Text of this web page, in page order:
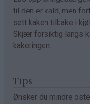
til den er kald, men
sett kaken tilbake i
Skjær forsiktig langs
kakeringen.
Tips
Ønsker du mindre